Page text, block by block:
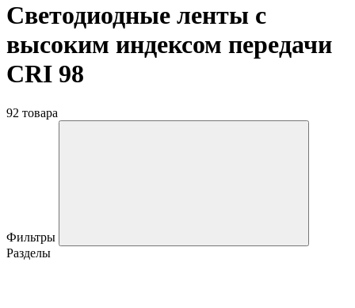
Светодиодные ленты с
высоким индексом передачи
CRI 98
92 товара
Фильтры
Разделы